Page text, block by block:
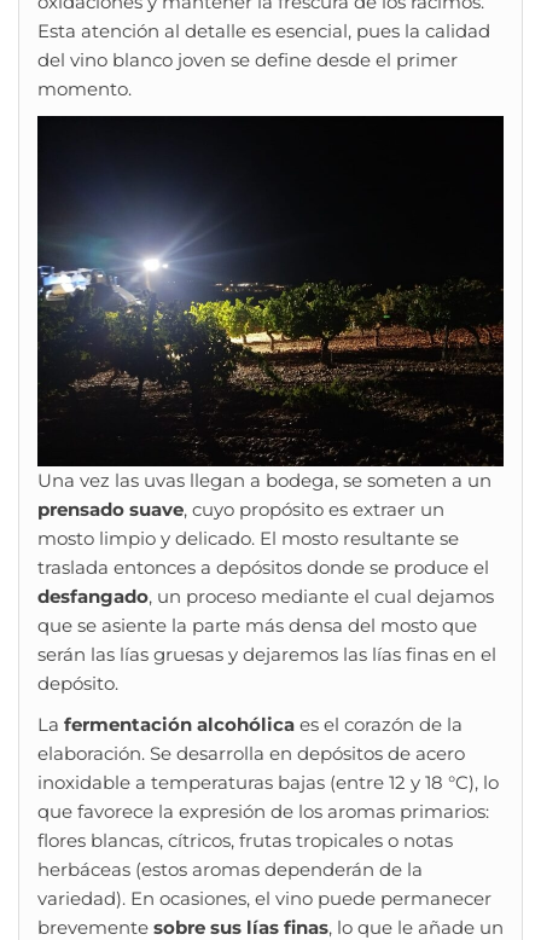
Esta atención al detalle es esencial, pues la calidad
del vino blanco joven se define desde el primer
momento.
Una vez las uvas llegan a bodega, se someten a un
prensado suave, cuyo propósito es extraer un
mosto limpio y delicado. El mosto resultante se
traslada entonces a depósitos donde se produce el
desfangado, un proceso mediante el cual dejamos
que se asiente la parte más densa del mosto que
serán las lías gruesas y dejaremos las lías finas en el
depósito.
La fermentación alcohólica es el corazón de la
elaboración. Se desarrolla en depósitos de acero
inoxidable a temperaturas bajas (entre 12 y 18 °C), lo
que favorece la expresión de los aromas primarios:
flores blancas, cítricos, frutas tropicales o notas
herbáceas (estos aromas dependerán de la
variedad). En ocasiones, el vino puede permanecer
brevemente sobre sus lías finas, lo que le añade un